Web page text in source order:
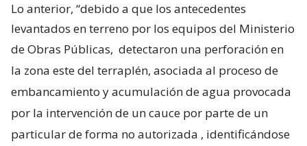
Lo anterior, “debido a que los antecedentes
levantados en terreno por los equipos del Ministerio
de Obras Públicas, detectaron una perforación en
la zona este del terraplén, asociada al proceso de
embancamiento y acumulación de agua provocada
por la intervención de un cauce por parte de un
particular de forma no autorizada , identificándose